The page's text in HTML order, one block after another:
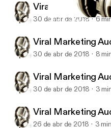
Viral Marketing Audio
Viral Marketing
30 de abr de 2018 6
Viral Marketing
30 de abr de 2018 8
Viral Marketing
30 de abr de 2018 3
Viral Marketing
26 de abr de 2018 3 min